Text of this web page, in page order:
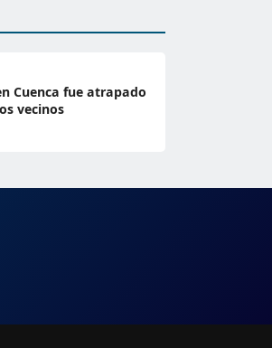
Cuenca fue atrapado
vecinos